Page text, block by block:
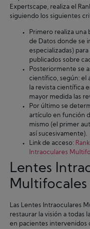
Expertscape, realiza el
siguiendo los siguientes
Primero realiza una
de Datos donde se
especializadas)
publicados sobre
Posteriormente se
científico, según: el
la revista científica
mayor medida las
Por último se
artículo en función
mismo (el primer
así sucesivamente).
Link de acceso:
Intraoculares
Lentes
Multifocales
Las Lentes Intraoculares
restaurar la visión a todas
en pacientes intervenidos